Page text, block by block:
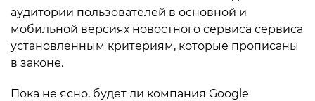
аудитории пользователей в основной и
мобильной версиях новостного сервиса сервиса
установленным критериям, которые прописаны
в законе.
Пока не ясно, будет ли компания Google